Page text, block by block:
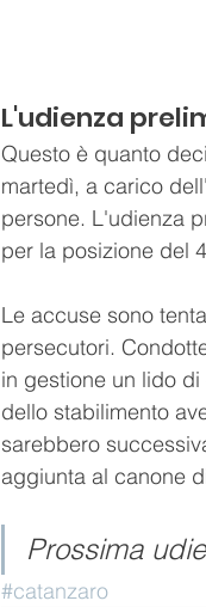
L'udienza
Questo è quanto
martedì, a carico
persone. L'udienza
per la posizione del
Le accuse sono
persecutori.
in gestione un lido
dello stabilimento
sarebbero
aggiunta al canone
Prossima
#catanzaro